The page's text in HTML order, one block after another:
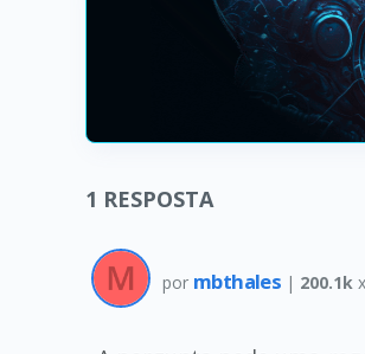
1 RESPOSTA
por mbthales | 200.1k